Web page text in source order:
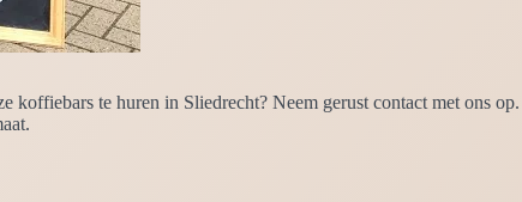
koffiebars te huren in Sliedrecht? Neem gerust contact met ons